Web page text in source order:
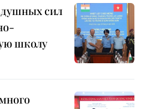
сил
школу